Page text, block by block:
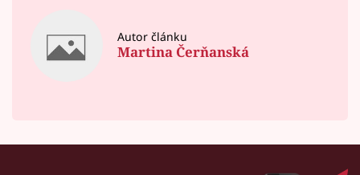
Autor článku
Martina Čerňanská